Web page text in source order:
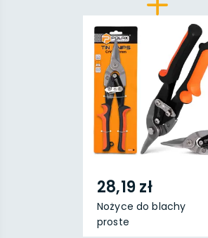
28,19 zł
Nożyce do blachy
proste